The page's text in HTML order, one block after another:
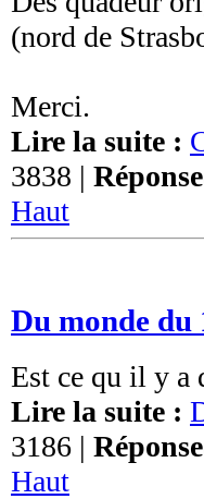
(nord de
Merci.
Lire la suite :
3838 |
Haut
Du monde du
Est ce qu il y a
Lire la suite :
3186 |
Haut